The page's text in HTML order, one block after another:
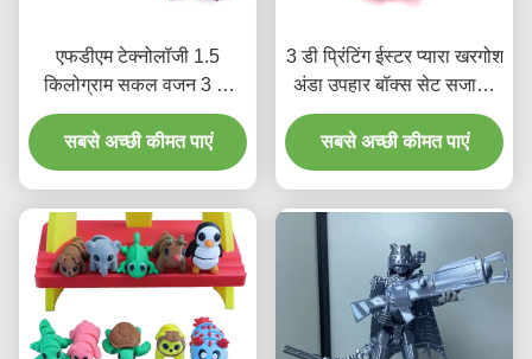
एफडीएम टेक्नोलॉजी 1.5
किलोग्राम सकल वजन 3 डी
प्रिंटिंग सेवा 1.75 मिमी
सबसे अच्छी कीमत पाएं
3 डी प्रिंटिंग ईस्टर प्यारा खरगोश
अंडा उपहार बॉक्स सेट सजावट
उपहार 3 डी प्रिंटिंग सेवा
सबसे अच्छी कीमत पाएं